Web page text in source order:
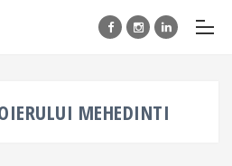
MEHEDINTI